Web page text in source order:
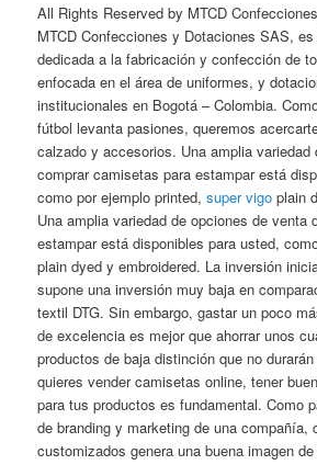
All Rights Reserved by MTCD
MTCD Confecciones y Dotaciones SAS,
dedicada a la fabricación y confección de
enfocada en el área de uniformes, y
institucionales en Bogotá – Colombia.
fútbol levanta pasiones, queremos
calzado y accesorios. Una amplia variedad
comprar camisetas para estampar está
como por ejemplo printed,super vigo plain
Una amplia variedad de opciones de venta
estampar está disponibles para usted,
plain dyed y embroidered. La inversión
supone una inversión muy baja en
textil DTG. Sin embargo, gastar un poco
de excelencia es mejor que ahorrar unos
productos de baja distinción que no
quieres vender camisetas online, tener
para tus productos es fundamental. Como
de branding y marketing de una compañía,
customizados genera una buena imagen